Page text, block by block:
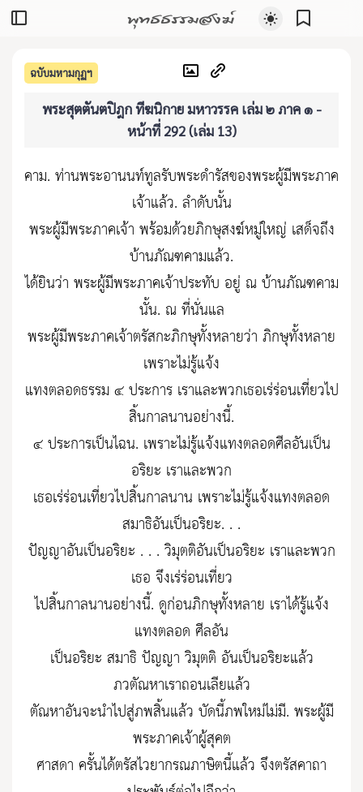
พุทธธรรมสงฆ์
ฉบับมหามกุฏฯ
พระสุตตันตปิฎก ทีฆนิกาย มหาวรรค เล่ม ๒ ภาค ๑ -
หน้าที่ 292 (เล่ม 13)
คาม. ท่านพระอานนท์ทูลรับพระดำรัสของพระผู้มีพระภาค
เจ้าแล้ว. ลำดับนั้น
พระผู้มีพระภาคเจ้า พร้อมด้วยภิกษุสงฆ์หมู่ใหญ่ เสด็จถึง
บ้านภัณฑคามแล้ว.
ได้ยินว่า พระผู้มีพระภาคเจ้าประทับ อยู่ ณ บ้านภัณฑคาม
นั้น. ณ ที่นั่นแล
พระผู้มีพระภาคเจ้าตรัสกะภิกษุทั้งหลายว่า ภิกษุทั้งหลาย
เพราะไม่รู้แจ้ง
แทงตลอดธรรม ๔ ประการ เราและพวกเธอเร่ร่อนเที่ยวไป
สิ้นกาลนานอย่างนี้.
๔ ประการเป็นไฉน. เพราะไม่รู้แจ้งแทงตลอดศีลอันเป็น
อริยะ เราและพวก
เธอเร่ร่อนเที่ยวไปสิ้นกาลนาน เพราะไม่รู้แจ้งแทงตลอด
สมาธิอันเป็นอริยะ. . .
ปัญญาอันเป็นอริยะ . . . วิมุตติอันเป็นอริยะ เราและพวก
เธอ จึงเร่ร่อนเที่ยว
ไปสิ้นกาลนานอย่างนี้. ดูก่อนภิกษุทั้งหลาย เราได้รู้แจ้ง
แทงตลอด ศีลอัน
เป็นอริยะ สมาธิ ปัญญา วิมุตติ อันเป็นอริยะแล้ว
ภวตัณหาเราถอนเลียแล้ว
ตัณหาอันจะนำไปสู่ภพสิ้นแล้ว บัดนี้ภพใหม่ไม่มี. พระผู้มี
พระภาคเจ้าผู้สุคต
ศาสดา ครั้นได้ตรัสไวยากรณภาษิตนี้แล้ว จึงตรัสคาถา